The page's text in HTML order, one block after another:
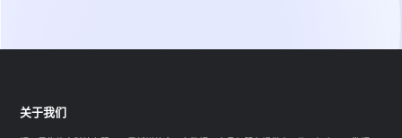
关于我们